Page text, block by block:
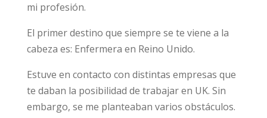
mi profesión.
El primer destino que siempre se te viene a la
cabeza es: Enfermera en Reino Unido.
Estuve en contacto con distintas empresas que
te daban la posibilidad de trabajar en UK. Sin
embargo, se me planteaban varios obstáculos.